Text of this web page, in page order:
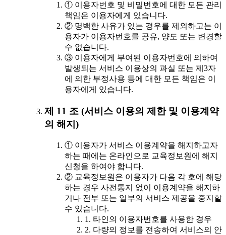
① 이용자번호 및 비밀번호에 대한 모든 관리
책임은 이용자에게 있습니다.
② 명백한 사유가 있는 경우를 제외하고는 이
용자가 이용자번호를 공유, 양도 또는 변경할
수 없습니다.
③ 이용자에게 부여된 이용자번호에 의하여
발생되는 서비스 이용상의 과실 또는 제3자
에 의한 부정사용 등에 대한 모든 책임은 이
용자에게 있습니다.
제 11 조 (서비스 이용의 제한 및 이용계약
의 해지)
① 이용자가 서비스 이용계약을 해지하고자
하는 때에는 온라인으로 교육정보원에 해지
신청을 하여야 합니다.
② 교육정보원은 이용자가 다음 각 호에 해당
하는 경우 사전통지 없이 이용계약을 해지하
거나 전부 또는 일부의 서비스 제공을 중지할
수 있습니다.
1. 타인의 이용자번호를 사용한 경우
2. 다량의 정보를 전송하여 서비스의 안